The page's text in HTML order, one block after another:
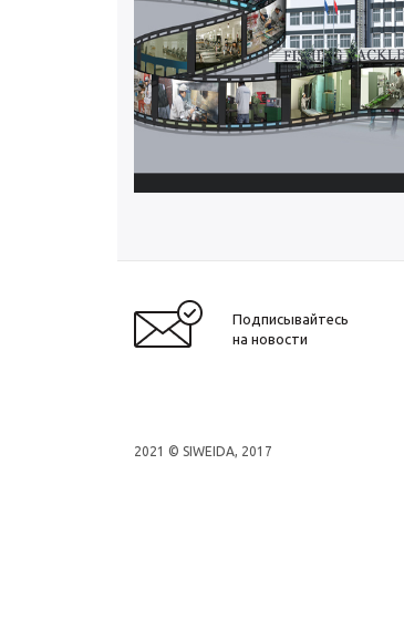
Подписывайтесь
на новости
2021 © SIWEIDA, 2017